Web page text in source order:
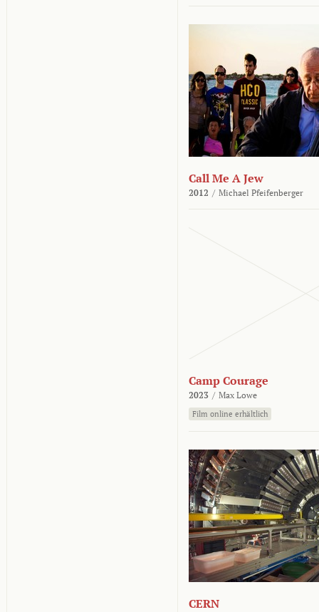
Call Me A Jew
2012 / Michael Pfeifenberger
Camp Courage
2023 / Max Lowe
Film online erhältlich
CERN